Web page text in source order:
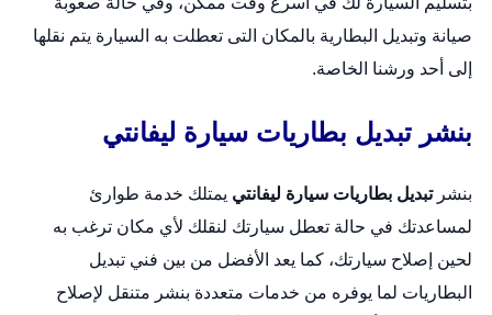
صيانة وتبديل البطارية بالمكان التى تعطلت به السيارة يتم نقلها
إلى أحد ورشنا الخاصة.
بنشر تبديل بطاريات سيارة ليفانتي
بنشرتبديل بطاريات سيارة ليفانتي يمتلك خدمة طوارئ
لمساعدتك في حالة تعطل سيارتك لنقلك لأي مكان ترغب به
لحين إصلاح سيارتك، كما يعد الأفضل من بين فني تبديل
البطاريات لما يوفره من خدمات متعددة بنشر متنقل لإصلاح